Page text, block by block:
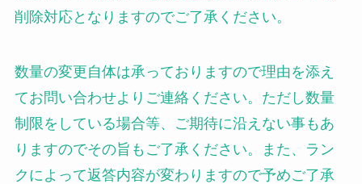
削除対応となりますのでご了承ください。
数量の変更自体は承っておりますので理由を添え
てお問い合わせよりご連絡ください。ただし数量
制限をしている場合等、ご期待に沿えない事もあ
りますのでその旨もご了承ください。また、ラン
クによって返答内容が変わりますので予めご了承